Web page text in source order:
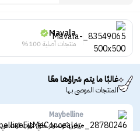
Mavala
منتجات أصلية 100%
غالبًا ما يتم شراؤها معًا
المنتجات الموصى بها
Maybelline
ميبلين كونسيلر خافي عيوب فيت مي